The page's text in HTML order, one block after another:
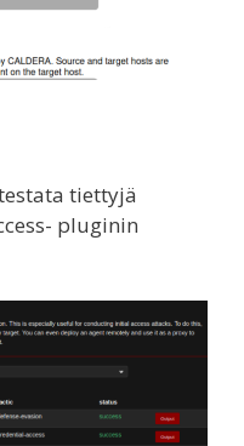
tiettyjä
pluginin